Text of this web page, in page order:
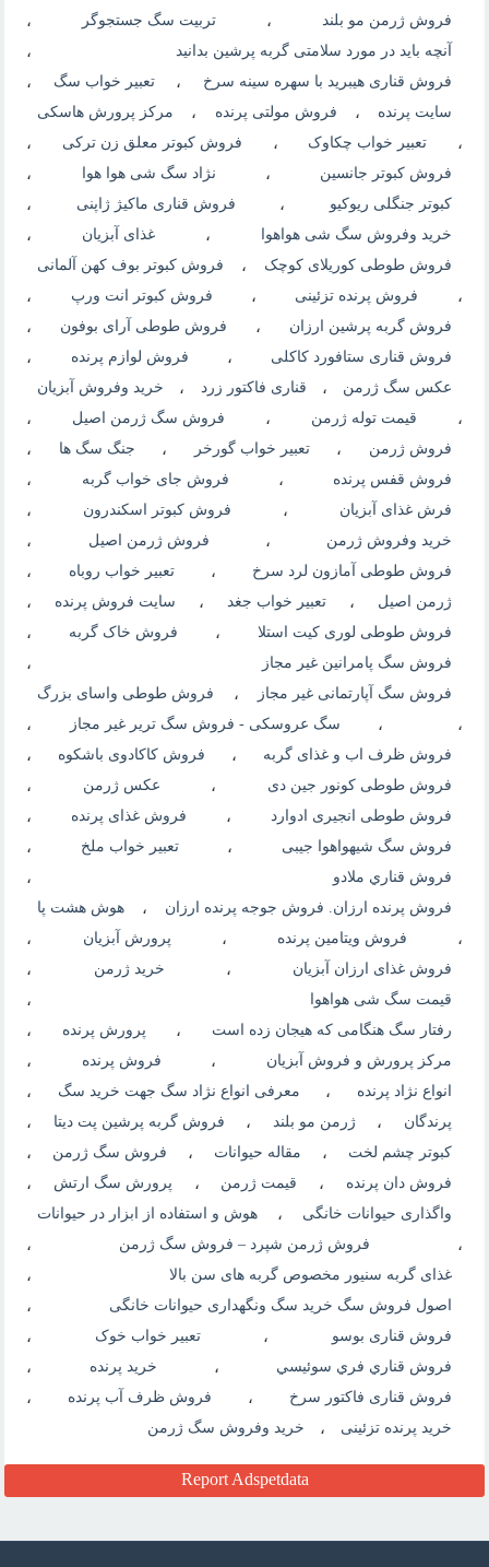
فروش ژرمن مو بلند ، تربیت سگ جستجوگر ،
آنچه باید در مورد سلامتی گربه پرشین بدانید ،
فروش قناری هیبرید با سهره سینه سرخ ، تعبیر خواب سگ ،
سایت پرنده ، فروش مولتی پرنده ، مرکز پرورش هاسکی
، تعبیر خواب چکاوک ، فروش کبوتر معلق زن ترکی ،
فروش کبوتر جانسین ، نژاد سگ شی هوا هوا ،
کبوتر جنگلی ریوکیو ، فروش قناری ماکیژ ژاپنی ،
خرید وفروش سگ شی هواهوا ، غذای آبزیان ،
فروش طوطی کوریلای کوچک ، فروش کبوتر بوف کهن آلمانی
، فروش پرنده تزئینی ، فروش کبوتر انت ورپ ،
فروش گربه پرشین ارزان ، فروش طوطی آرای بوفون ،
فروش قناری ستافورد کاکلی ، فروش لوازم پرنده ،
عکس سگ ژرمن ، قناری فاکتور زرد ، خرید وفروش آبزیان
، قیمت توله ژرمن ، فروش سگ ژرمن اصیل ،
فروش ژرمن ، تعبیر خواب گورخر ، جنگ سگ ها ،
فروش قفس پرنده ، فروش جای خواب گربه ،
فرش غذای آبزیان ، فروش کبوتر اسکندرون ،
خرید وفروش ژرمن ، فروش ژرمن اصیل ،
فروش طوطی آمازون لرد سرخ ، تعبیر خواب روباه ،
ژرمن اصیل ، تعبیر خواب جغد ، سایت فروش پرنده ،
فروش طوطی لوری کیت استلا ، فروش خاک گربه ،
فروش سگ پامرانین غیر مجاز ،
فروش سگ آپارتمانی غیر مجاز ، فروش طوطی واسای بزرگ
، ، سگ عروسکی - فروش سگ تریر غیر مجاز ،
فروش ظرف اب و غذای گربه ، فروش کاکادوی باشکوه ،
فروش طوطی کونور جین دی ، عکس ژرمن ،
فروش طوطی انجیری ادوارد ، فروش غذای پرنده ،
فروش سگ شیهواهوا جیبی ، تعبیر خواب ملخ ،
فروش قناري ملادو ،
فروش پرنده ارزان. فروش جوجه پرنده ارزان ، هوش هشت پا
، فروش ویتامین پرنده ، پرورش آبزیان ،
فروش غذای ارزان آبزیان ، خرید ژرمن ،
قیمت سگ شی هواهوا ،
رفتار سگ هنگامی که هیجان زده است ، پرورش پرنده ،
مرکز پرورش و فروش آبزیان ، فروش پرنده ،
انواع نژاد پرنده ، معرفی انواع نژاد سگ جهت خرید سگ ،
پرندگان ، ژرمن مو بلند ، فروش گربه پرشین پت دیتا ،
کبوتر چشم لخت ، مقاله حیوانات ، فروش سگ ژرمن ،
فروش دان پرنده ، قیمت ژرمن ، پرورش سگ ارتش ،
واگذاری حیوانات خانگی ، هوش و استفاده از ابزار در حیوانات
، فروش ژرمن شپرد – فروش سگ ژرمن ،
غذای گربه سنیور مخصوص گربه های سن بالا ،
اصول فروش سگ خرید سگ ونگهداری حیوانات خانگی ،
فروش قناری بوسو ، تعبیر خواب خوک ،
فروش قناري فري سوئيسي ، خرید پرنده ،
فروش قناری فاکتور سرخ ، فروش ظرف آب پرنده ،
خرید پرنده تزئینی ، خرید وفروش سگ ژرمن
Report Adspetdata